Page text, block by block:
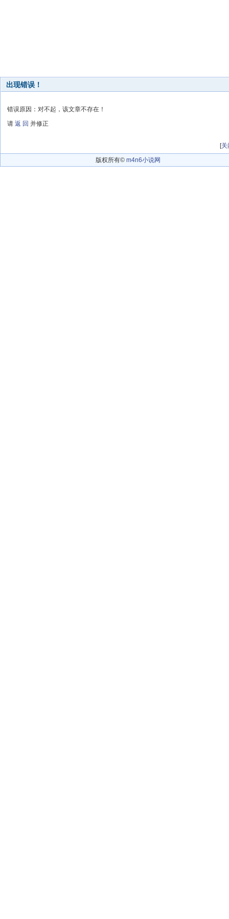
出现错误！
错误原因：对不起，该文章不存在！
请 返 回 并修正
[关
版权所有© m4n6小说网